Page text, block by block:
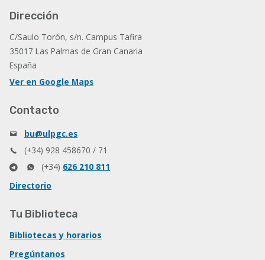
Dirección
C/Saulo Torón, s/n. Campus Tafira
35017 Las Palmas de Gran Canaria
España
Ver en Google Maps
Contacto
bu@ulpgc.es
(+34) 928 458670 / 71
(+34) 626 210 811
Directorio
Tu Biblioteca
Bibliotecas y horarios
Pregúntanos